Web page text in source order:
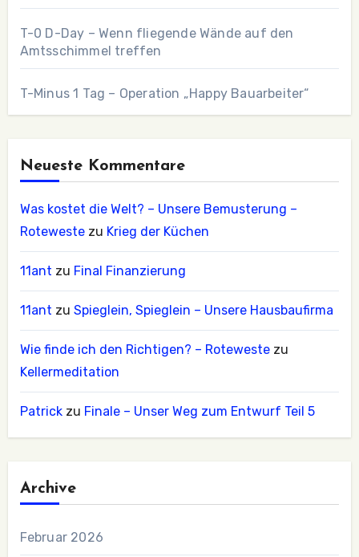
T-0 D-Day – Wenn fliegende Wände auf den
Amtsschimmel treffen
T-Minus 1 Tag – Operation „Happy Bauarbeiter“
Neueste Kommentare
Was kostet die Welt? – Unsere Bemusterung –
Rotewestezu Krieg der Küchen
11ant zu Final Finanzierung
11ant zu Spieglein, Spieglein – Unsere Hausbaufirma
Wie finde ich den Richtigen? – Rotewestezu
Kellermeditation
Patrickzu Finale – Unser Weg zum Entwurf Teil 5
Archive
Februar 2026